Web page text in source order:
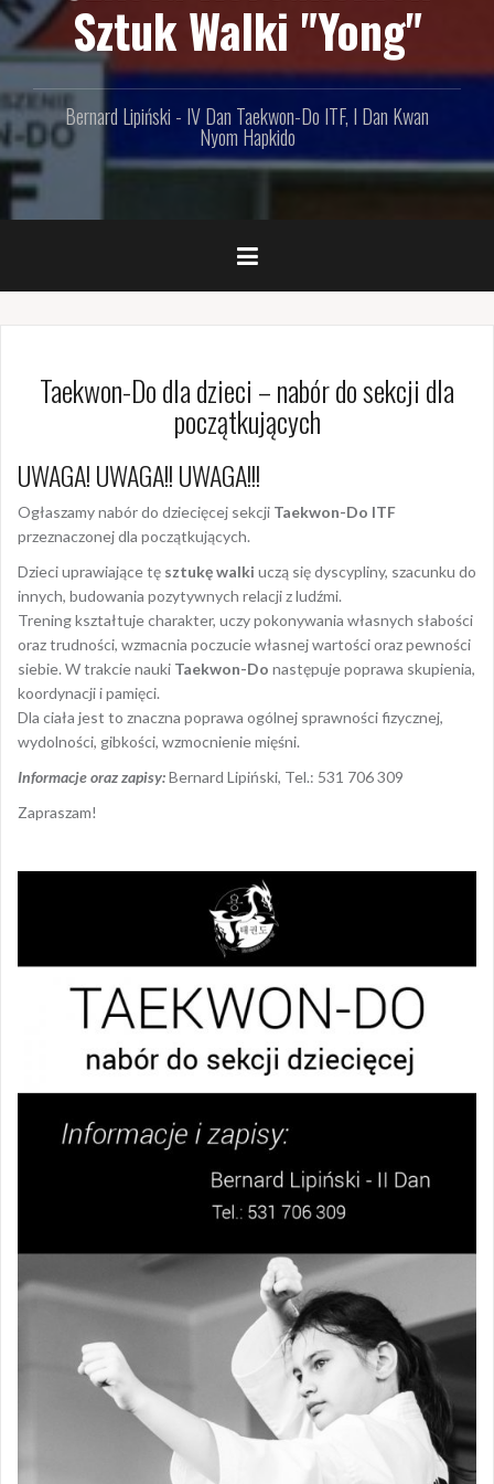
Sztuk Walki "Yong"
Bernard Lipiński - IV Dan Taekwon-Do ITF, I Dan Kwan
Nyom Hapkido
Taekwon-Do dla dzieci – nabór do sekcji dla
początkujących
UWAGA! UWAGA!! UWAGA!!!
Ogłaszamy nabór do dziecięcej sekcji Taekwon-Do ITF
przeznaczonej dla początkujących.
Dzieci uprawiające tę sztukę walki uczą się dyscypliny, szacunku do
innych, budowania pozytywnych relacji z ludźmi.
Trening kształtuje charakter, uczy pokonywania własnych słabości
oraz trudności, wzmacnia poczucie własnej wartości oraz pewności
siebie. W trakcie nauki Taekwon-Do następuje poprawa skupienia,
koordynacji i pamięci.
Dla ciała jest to znaczna poprawa ogólnej sprawności fizycznej,
wydolności, gibkości, wzmocnienie mięśni.
Informacje oraz zapisy:Bernard Lipiński, Tel.: 531 706 309
Zapraszam!